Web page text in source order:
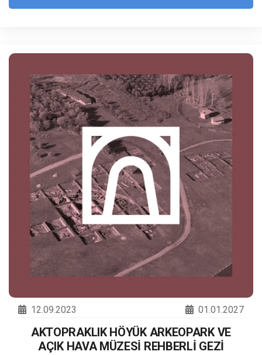
12.09.2023 01.01.2027
AKTOPRAKLIK HÖYÜK ARKEOPARK VE
AÇIK HAVA MÜZESİ REHBERLİ GEZİ